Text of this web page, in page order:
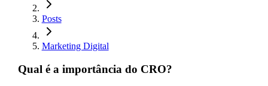
Posts
Marketing Digital
Qual é a importância do CRO?